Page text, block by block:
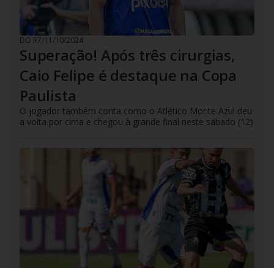
DO R7/11/10/2024
Superação! Após três cirurgias,
Caio Felipe é destaque na Copa
Paulista
O jogador também conta como o Atlético Monte Azul deu
a volta por cima e chegou à grande final neste sábado (12)